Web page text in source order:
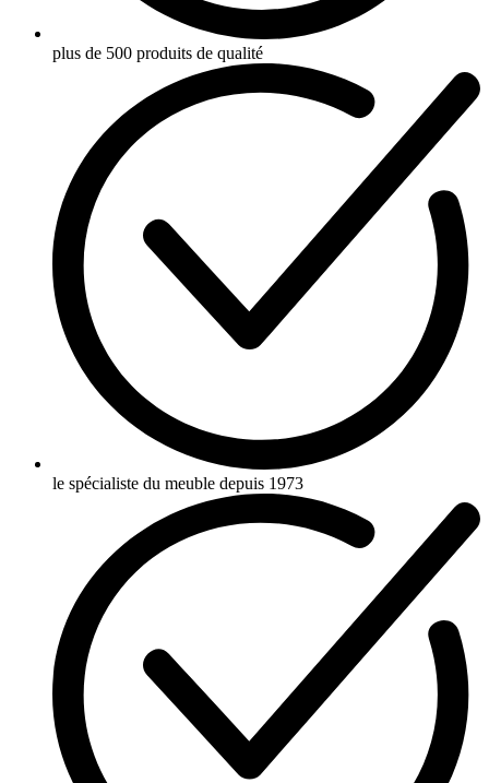
plus de 500 produits de qualité
le spécialiste du meuble depuis 1973